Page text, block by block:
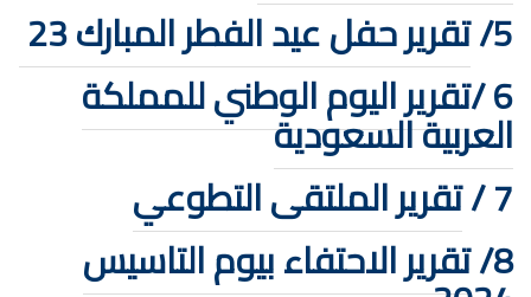
5/ تقرير حفل عيد الفطر المبارك 23
6 / تقرير اليوم الوطني للمملكة
العربية السعودية
7 / تقرير الملتقى التطوعي
8/ تقرير الاحتفاء بيوم التاسيس